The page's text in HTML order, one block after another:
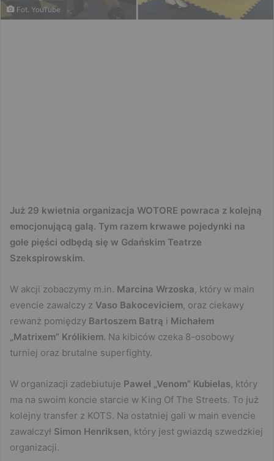
Fot. YouTube
Już 29 kwietnia organizacja WOTORE powraca z kolejną
emocjonującą galą. Tym razem krwawe pojedynki na
gołe pięści odbędą się w Gdańskim Teatrze
Szekspirowskim.
W akcji zobaczymy m.in. Marcina Wrzoska, który w main
evencie zawalczy z Vaso Bakoceviciem, oraz ciekawy
rewanż pomiędzy Bartoszem Batrą i Michałem
„Matrixem” Królikiem. Na kibiców czeka 8-osobowy
turniej oraz brutalne superfighty.
W organizacji zadebiutuje Paweł „Venom” Kubielas, który
ma na swoim koncie starcie w King Of The Streets. To już
kolejny transfer z KOTS. Na ostatniej gali w main evencie
zawalczył Simon Henriksen, który jest gwiazdą szwedzkiej
organizacji.